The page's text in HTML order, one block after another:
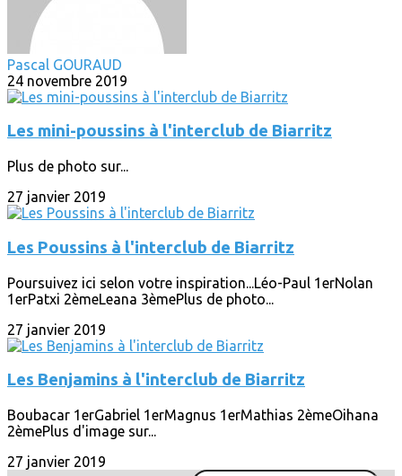
Pascal GOURAUD
24 novembre 2019
Les mini-poussins à l'interclub de Biarritz
Plus de photo sur...
27 janvier 2019
Les Poussins à l'interclub de Biarritz
Poursuivez ici selon votre inspiration...Léo-Paul 1erNolan
1erPatxi 2èmeLeana 3èmePlus de photo...
27 janvier 2019
Les Benjamins à l'interclub de Biarritz
Boubacar 1erGabriel 1erMagnus 1erMathias 2èmeOihana
2èmePlus d'image sur...
27 janvier 2019